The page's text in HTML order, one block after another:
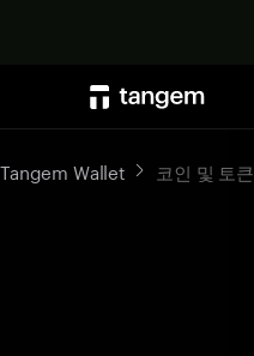
Tangem Wallet 코인 및 토큰